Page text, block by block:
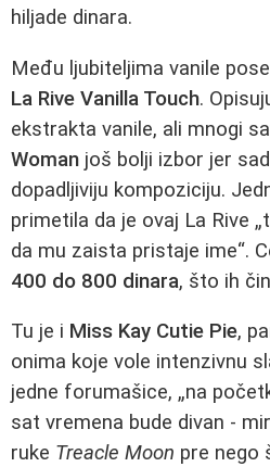
hiljade dinara.
Među ljubiteljima vanile
La Rive Vanilla Touch.
ekstrakta vanile, ali mnogi
Woman još bolji izbor jer
dopadljiviju kompoziciju.
primetila da je ovaj La Rive
da mu zaista pristaje ime“.
400 do 800 dinara, što ih
Tu je i Miss Kay Cutie Pie,
onima koje vole intenzivnu
jedne forumašice, „na
sat vremena bude divan -
ruke Treacle Moon pre nego